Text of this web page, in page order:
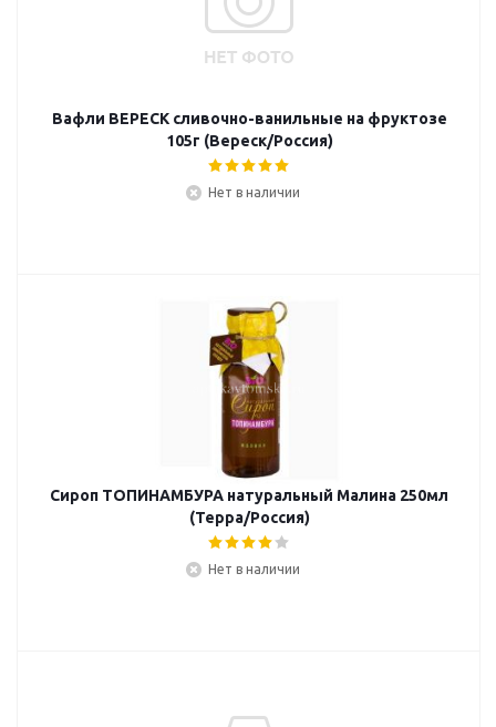
Вафли ВЕРЕСК сливочно-ванильные на фруктозе
105г (Вереск/Россия)
Нет в наличии
Сироп ТОПИНАМБУРА натуральный Малина 250мл
(Терра/Россия)
Нет в наличии